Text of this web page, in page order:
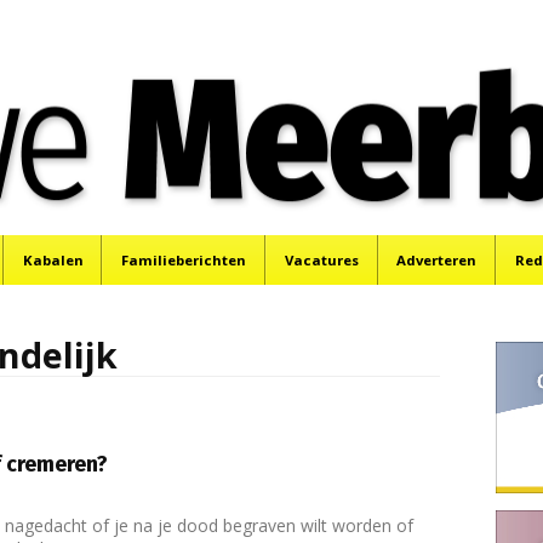
Kabalen Familieberichten Vacatures Adverteren
nagedacht of je na je dood begraven wilt worden of